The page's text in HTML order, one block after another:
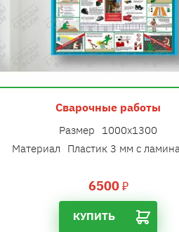
Сварочные работы
Размер 1000х1300
Материал Пластик 3 мм с
6500₽
КУПИТЬ